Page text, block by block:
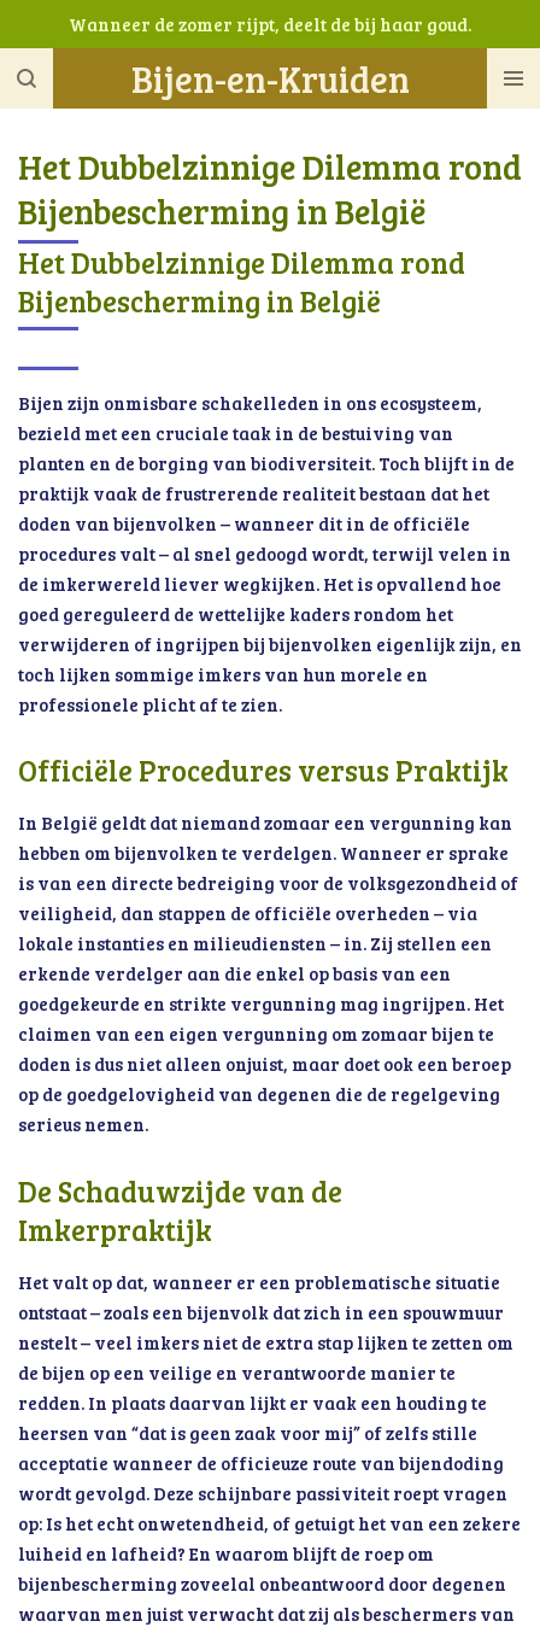
naar
Bijen-en-Kruiden
Wanneer de zomer rijpt, deelt de bij haar goud.
Het Dubbelzinnige Dilemma rond
Bijenbescherming in België
Het Dubbelzinnige Dilemma rond
Bijenbescherming in België
Bijen zijn onmisbare schakelleden in ons ecosysteem,
bezield met een cruciale taak in de bestuiving van
planten en de borging van biodiversiteit. Toch blijft in de
praktijk vaak de frustrerende realiteit bestaan dat het
doden van bijenvolken – wanneer dit in de officiële
procedures valt – al snel gedoogd wordt, terwijl velen in
de imkerwereld liever wegkijken. Het is opvallend hoe
goed gereguleerd de wettelijke kaders rondom het
verwijderen of ingrijpen bij bijenvolken eigenlijk zijn, en
toch lijken sommige imkers van hun morele en
professionele plicht af te zien.
Officiële Procedures versus Praktijk
In België geldt dat niemand zomaar een vergunning kan
hebben om bijenvolken te verdelgen. Wanneer er sprake
is van een directe bedreiging voor de volksgezondheid of
veiligheid, dan stappen de officiële overheden – via
lokale instanties en milieudiensten – in. Zij stellen een
erkende verdelger aan die enkel op basis van een
goedgekeurde en strikte vergunning mag ingrijpen. Het
claimen van een eigen vergunning om zomaar bijen te
doden is dus niet alleen onjuist, maar doet ook een beroep
op de goedgelovigheid van degenen die de regelgeving
serieus nemen.
De Schaduwzijde van de
Imkerpraktijk
Het valt op dat, wanneer er een problematische situatie
ontstaat – zoals een bijenvolk dat zich in een spouwmuur
nestelt – veel imkers niet de extra stap lijken te zetten om
de bijen op een veilige en verantwoorde manier te
redden. In plaats daarvan lijkt er vaak een houding te
heersen van “dat is geen zaak voor mij” of zelfs stille
acceptatie wanneer de officieuze route van bijendoding
wordt gevolgd. Deze schijnbare passiviteit roept vragen
op: Is het echt onwetendheid, of getuigt het van een zekere
luiheid en lafheid? En waarom blijft de roep om
bijenbescherming zoveelal onbeantwoord door degenen
waarvan men juist verwacht dat zij als beschermers van